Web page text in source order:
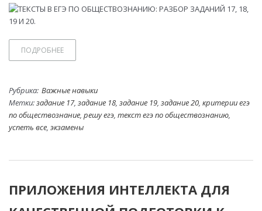
ПОДРОБНЕЕ
Рубрика: Важные навыки
Метки:задание 17, задание 18, задание 19, задание 20, критерии егэ
по обществознание, решу егэ, текст егэ по обществознанию,
успеть все, экзамены
ПРИЛОЖЕНИЯ ИНТЕЛЛЕКТА ДЛЯ